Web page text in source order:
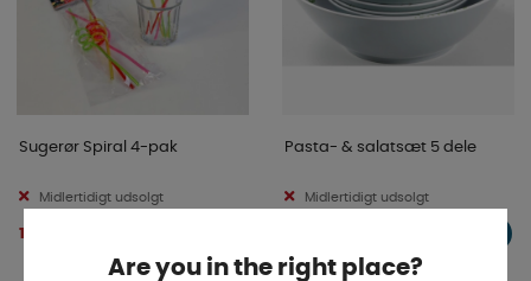
Sugerør Spiral 4-pak
Midlertidigt udsolgt
11 DKK
Pasta- & salatsæt 5 dele
Midlertidigt udsolgt
Are you in the right place?